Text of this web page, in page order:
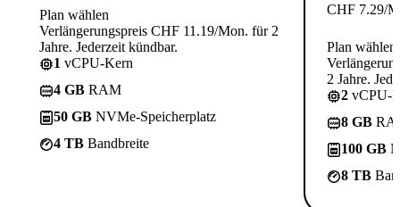
Plan wählen
Verlängerungspreis CHF 11.19/Mon. für 2
Jahre. Jederzeit kündbar.
1 vCPU-Kern
4 GB RAM
50 GB NVMe-Speicherplatz
4 TB Bandbreite
CHF 7.29/
Plan wählen
2 Jahre.
2 vCPU-
8 GB
100 GB
8 TB